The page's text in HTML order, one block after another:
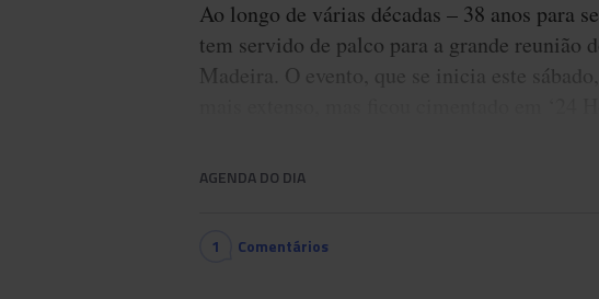
Ao longo de várias décadas – 38 anos para
tem servido de palco para a grande reunião
Madeira. O evento, que se inicia este
AGENDA DO DIA
1 Comentários